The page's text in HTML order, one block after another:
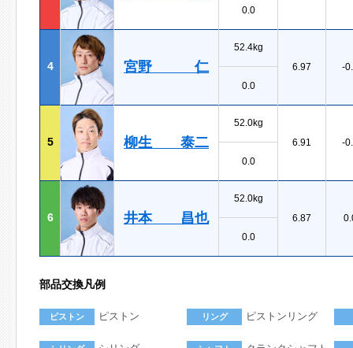
0.0
4 宮野 仁
52.4kg
6.97
-
0.0
5 柳生 泰二
52.0kg
6.91
-
0.0
6 井本 昌也
52.0kg
6.87
0.0
部品交換凡例
ピストン ピストン リング ピストンリング